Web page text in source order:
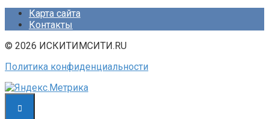
Карта сайта
Контакты
© 2026 ИСКИТИМСИТИ.RU
Политика конфиденциальности